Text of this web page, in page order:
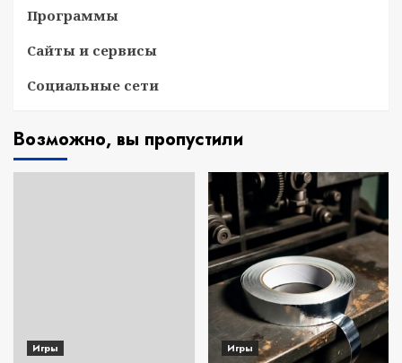
Программы
Сайты и сервисы
Социальные сети
Возможно, вы пропустили
Игры Игры